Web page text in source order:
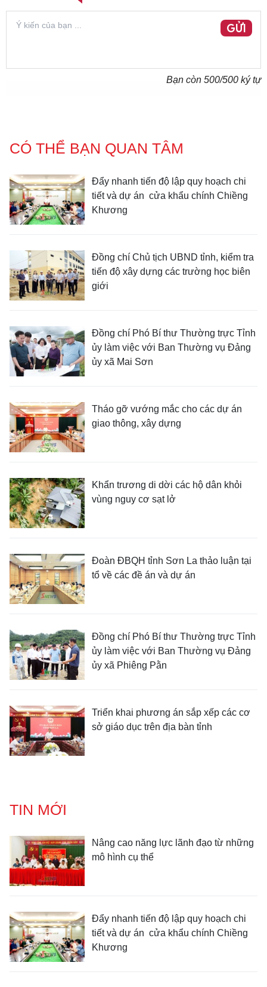
GỬI
Bạn còn 500/500 ký tự
CÓ THỂ BẠN QUAN TÂM
Đẩy nhanh tiến độ lập quy hoạch chi
tiết và dự án cửa khẩu chính Chiềng
Khương
Đồng chí Chủ tịch UBND tỉnh, kiểm tra
tiến độ xây dựng các trường học biên
giới
Đồng chí Phó Bí thư Thường trực Tỉnh
ủy làm việc với Ban Thường vụ Đảng
ủy xã Mai Sơn
Tháo gỡ vướng mắc cho các dự án
giao thông, xây dựng
Khẩn trương di dời các hộ dân khỏi
vùng nguy cơ sạt lở
Đoàn ĐBQH tỉnh Sơn La thảo luận tại
tổ về các đề án và dự án
Đồng chí Phó Bí thư Thường trực Tỉnh
ủy làm việc với Ban Thường vụ Đảng
ủy xã Phiêng Pằn
Triển khai phương án sắp xếp các cơ
sở giáo dục trên địa bàn tỉnh
TIN MỚI
Nâng cao năng lực lãnh đạo từ những
mô hình cụ thể
Đẩy nhanh tiến độ lập quy hoạch chi
tiết và dự án cửa khẩu chính Chiềng
Khương